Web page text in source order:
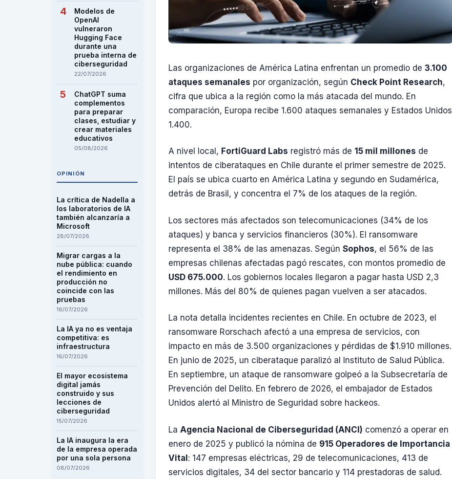
Modelos de
OpenAI
vulneraron
Hugging Face
durante una
prueba interna de
ciberseguridad
22/07/2026
ChatGPT suma
complementos
para preparar
clases, estudiar y
crear materiales
educativos
05/08/2026
OPINIÓN
La crítica de Nadella a
los laboratorios de IA
también alcanzaría a
Microsoft
28/07/2026
Migrar cargas a la
nube pública: cuando
el rendimiento en
producción no
coincide con las
pruebas
16/07/2026
La IA ya no es ventaja
competitiva: es
infraestructura
16/07/2026
El mayor ecosistema
digital jamás
construido y sus
lecciones de
ciberseguridad
15/07/2026
La IA inaugura la era
de la empresa operada
por una sola persona
08/07/2026
Las organizaciones de América Latina enfrentan un promedio de 3.100
ataques semanales por organización, según Check Point Research,
cifra que ubica a la región como la más atacada del mundo. En
comparación, Europa recibe 1.600 ataques semanales y Estados Unidos
1.400.
A nivel local, FortiGuard Labs registró más de 15 mil millones de
intentos de ciberataques en Chile durante el primer semestre de 2025.
El país se ubica cuarto en América Latina y segundo en Sudamérica,
detrás de Brasil, y concentra el 7% de los ataques de la región.
Los sectores más afectados son telecomunicaciones (34% de los
ataques) y banca y servicios financieros (30%). El ransomware
representa el 38% de las amenazas. Según Sophos, el 56% de las
empresas chilenas afectadas pagó rescates, con montos promedio de
USD 675.000. Los gobiernos locales llegaron a pagar hasta USD 2,3
millones. Más del 80% de quienes pagan vuelven a ser atacados.
La nota detalla incidentes recientes en Chile. En octubre de 2023, el
ransomware Rorschach afectó a una empresa de servicios, con
impacto en más de 3.500 organizaciones y pérdidas de $1.910 millones.
En junio de 2025, un ciberataque paralizó al Instituto de Salud Pública.
En septiembre, un ataque de ransomware golpeó a la Subsecretaría de
Prevención del Delito. En febrero de 2026, el embajador de Estados
Unidos alertó al Ministro de Seguridad sobre hackeos.
La Agencia Nacional de Ciberseguridad (ANCI) comenzó a operar en
enero de 2025 y publicó la nómina de 915 Operadores de Importancia
Vital: 147 empresas eléctricas, 29 de telecomunicaciones, 413 de
servicios digitales, 34 del sector bancario y 114 prestadoras de salud.